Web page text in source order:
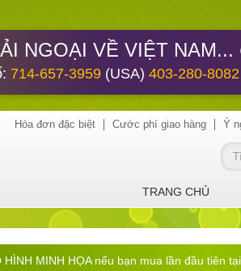
NGOẠI VỀ VIỆT NAM...
714-657-3959 (USA) 403-280-8082
Hóa đơn đặc biệt Cước phí giao hàng Ý
TRANG CHỦ
MINH HỌA nếu bạn mua lần đầu tiên